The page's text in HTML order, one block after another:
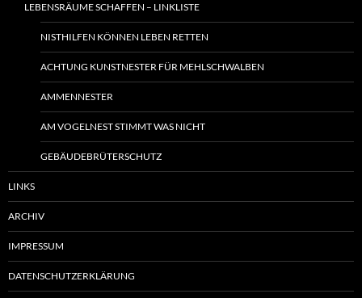
LEBENSRÄUME SCHAFFEN – LINKLISTE
NISTHILFEN KÖNNEN LEBEN RETTEN
ACHTUNG KUNSTNESTER FÜR MEHLSCHWALBEN
AMMENNESTER
AM VOGELNEST STIMMT WAS NICHT
GEBÄUDEBRÜTERSCHUTZ
LINKS
ARCHIV
IMPRESSUM
DATENSCHUTZERKLÄRUNG